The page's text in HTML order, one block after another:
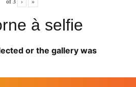
of 3 › »
à selfie
or the gallery was